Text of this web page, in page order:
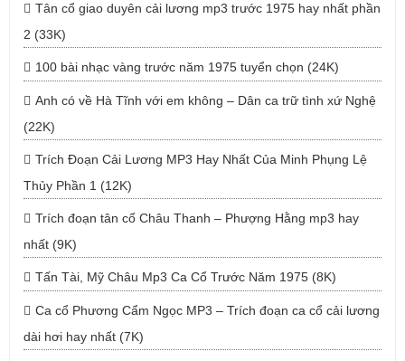
Tân cổ giao duyên cải lương mp3 trước 1975 hay nhất phần
2 (33K)
100 bài nhạc vàng trước năm 1975 tuyển chọn (24K)
Anh có về Hà Tĩnh với em không – Dân ca trữ tình xứ Nghệ
(22K)
Trích Đoạn Cải Lương MP3 Hay Nhất Của Minh Phụng Lệ
Thủy Phần 1 (12K)
Trích đoạn tân cổ Châu Thanh – Phượng Hằng mp3 hay
nhất (9K)
Tấn Tài, Mỹ Châu Mp3 Ca Cổ Trước Năm 1975 (8K)
Ca cổ Phương Cẩm Ngọc MP3 – Trích đoạn ca cổ cải lương
dài hơi hay nhất (7K)